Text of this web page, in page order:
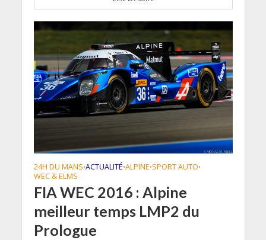
24H DU MANS•ACTUALITÉ•ALPINE•SPORT AUTO•
WEC & ELMS
FIA WEC 2016 : Alpine
meilleur temps LMP2 du
Prologue